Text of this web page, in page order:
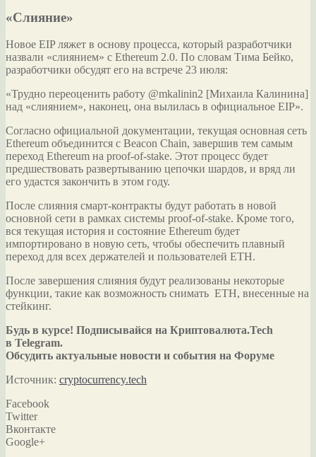
«Слияние»
Новое EIP ляжет в основу процесса, который разработчики
назвали «слиянием» с Ethereum 2.0. По словам Тима Бейко,
разработчики обсудят его на встрече 23 июля:
«Трудно переоценить работу @mkalinin2 [Михаила Калинина]
над «слиянием», наконец, она вылилась в официальное EIP».
Согласно официальной документации, текущая основная сеть
Ethereum объединится с Beacon Chain, завершив тем самым
переход Ethereum на proof-of-stake. Этот процесс будет
предшествовать развертыванию цепочки шардов, и вряд ли
его удастся закончить в этом году.
После слияния смарт-контракты будут работать в новой
основной сети в рамках системы proof-of-stake. Кроме того,
вся текущая история и состояние Ethereum будет
импортировано в новую сеть, чтобы обеспечить плавный
переход для всех держателей и пользователей ETH.
После завершения слияния будут реализованы некоторые
функции, такие как возможность снимать ETH, внесенные на
стейкинг.
Будь в курсе! Подписывайся на Криптовалюта.Tech
в Telegram.
Обсудить актуальные новости и события на Форуме
Источник: cryptocurrency.tech
Facebook
Twitter
Вконтакте
Google+